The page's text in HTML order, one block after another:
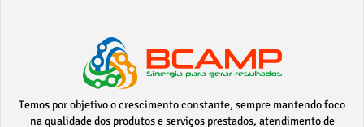
Temos por objetivo o crescimento constante, sempre mantendo foco
na qualidade dos produtos e serviços prestados, atendimento de